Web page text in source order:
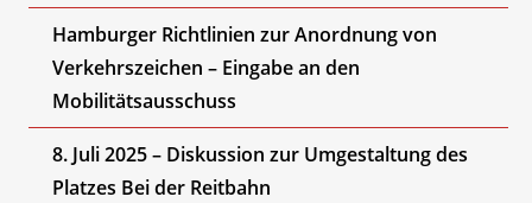
Hamburger Richtlinien zur Anordnung von
Verkehrszeichen – Eingabe an den
Mobilitätsausschuss
8. Juli 2025 – Diskussion zur Umgestaltung des
Platzes Bei der Reitbahn